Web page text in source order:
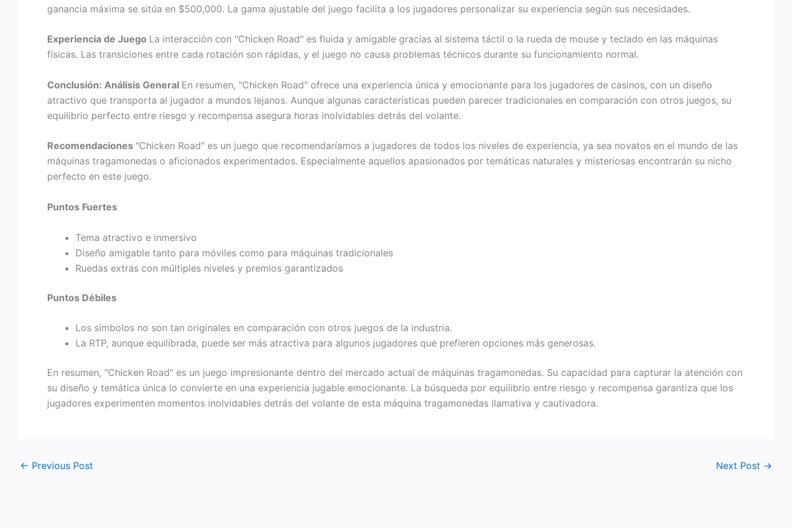
ganancia máxima se sitúa en $500,000. La gama ajustable del juego facilita a los jugadores personalizar su experiencia según sus necesidades.
Experiencia de Juego La interacción con "Chicken Road" es fluida y amigable gracias al sistema táctil o la rueda de mouse y teclado en las máquinas
físicas. Las transiciones entre cada rotación son rápidas, y el juego no causa problemas técnicos durante su funcionamiento normal.
Conclusión: Análisis General En resumen, "Chicken Road" ofrece una experiencia única y emocionante para los jugadores de casinos, con un diseño
atractivo que transporta al jugador a mundos lejanos. Aunque algunas características pueden parecer tradicionales en comparación con otros juegos, su
equilibrio perfecto entre riesgo y recompensa asegura horas inolvidables detrás del volante.
Recomendaciones "Chicken Road" es un juego que recomendaríamos a jugadores de todos los niveles de experiencia, ya sea novatos en el mundo de las
máquinas tragamonedas o aficionados experimentados. Especialmente aquellos apasionados por temáticas naturales y misteriosas encontrarán su nicho
perfecto en este juego.
Puntos Fuertes
Tema atractivo e inmersivo
Diseño amigable tanto para móviles como para máquinas tradicionales
Ruedas extras con múltiples niveles y premios garantizados
Puntos Débiles
Los símbolos no son tan originales en comparación con otros juegos de la industria.
La RTP, aunque equilibrada, puede ser más atractiva para algunos jugadores que prefieren opciones más generosas.
En resumen, "Chicken Road" es un juego impresionante dentro del mercado actual de máquinas tragamonedas. Su capacidad para capturar la atención con
su diseño y temática única lo convierte en una experiencia jugable emocionante. La búsqueda por equilibrio entre riesgo y recompensa garantiza que los
jugadores experimenten momentos inolvidables detrás del volante de esta máquina tragamonedas llamativa y cautivadora.
← Previous Post Next Post →